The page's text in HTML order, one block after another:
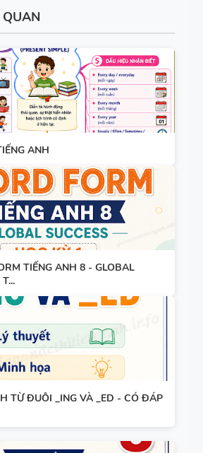
LỰC SỐ -
CẢ NĂM
TỪ VỰNG
VÀ NGỮ
PHÁP -
6 - HỌC KỲ
1 - FILE
WORD +
ẢNH MINH
HỌA
BẢNG
WORD
FORM -
GLOBAL
HỌC KỲ 1 -
CÓ ĐÁP ÁN
BẢNG
WORD
FORM
THEO TỪNG
UNIT -
GLOBAL
ANH
TIẾNG ANH 8 - GLOBAL
TỪ ĐUÔI _ING VÀ _ED - CÓ ĐÁP